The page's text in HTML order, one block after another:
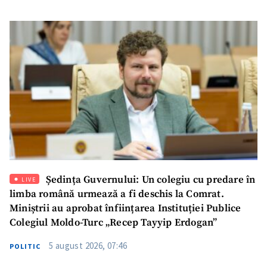
LIVE
Ședința Guvernului: Un colegiu cu predare în
limba română urmează a fi deschis la Comrat.
Miniștrii au aprobat înființarea Instituției Publice
Colegiul Moldo-Turc „Recep Tayyip Erdogan”
POLITIC 5 august 2026, 07:46